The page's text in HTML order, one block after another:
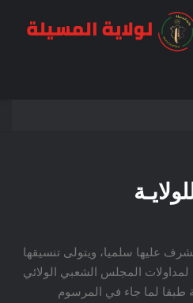
عليها سلميا، ويتولى تنسيقها
المجلس الشعبي الولائي
طبقا لما جاء في المرسوم